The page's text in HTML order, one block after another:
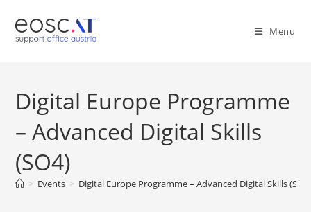
Menu
Digital Europe Programme
– Advanced Digital Skills
(SO4)
> Events > Digital Europe Programme – Advanced Digital Skills